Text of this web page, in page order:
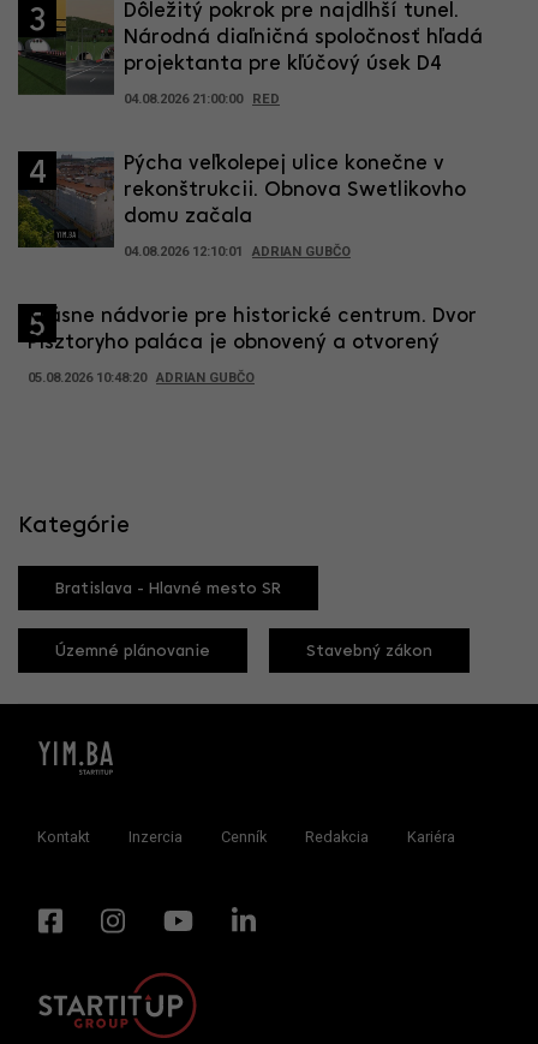
3
Dôležitý pokrok pre najdlhší tunel.
Národná diaľničná spoločnosť hľadá
projektanta pre kľúčový úsek D4
04.08.2026 21:00:00 RED
4
Pýcha veľkolepej ulice konečne v
rekonštrukcii. Obnova Swetlikovho
domu začala
04.08.2026 12:10:01 ADRIAN GUBČO
5
Krásne nádvorie pre historické centrum. Dvor
Pisztoryho paláca je obnovený a otvorený
05.08.2026 10:48:20 ADRIAN GUBČO
Kategórie
Bratislava - Hlavné mesto SR
Územné plánovanie Stavebný zákon
Kontakt Inzercia Cenník Redakcia Kariéra